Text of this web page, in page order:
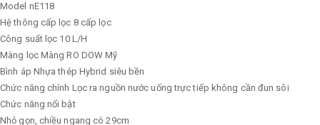
Model nE118
Hệ thông cấp lọc 8 cấp lọc
Công suất lọc 10 L/H
Màng lọc Màng RO DOW Mỹ
Bình áp Nhựa thép Hybrid siêu bền
Chức năng chính Lọc ra nguồn nước uống trực tiếp không cần đun sôi
Chức năng nổi bật
Nhỏ gọn, chiều ngang có 29cm